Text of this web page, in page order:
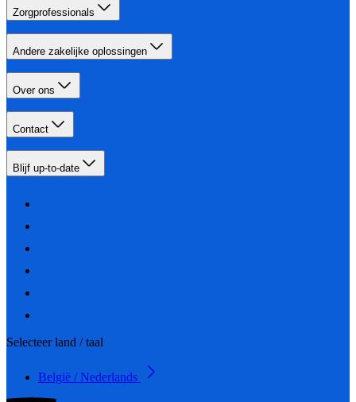
Zorgprofessionals
Andere zakelijke oplossingen
Over ons
Contact
Blijf up-to-date
Selecteer land / taal
België / Nederlands